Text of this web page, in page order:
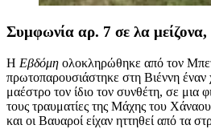
Συμφωνία αρ. 7 σε λα μείζονα,
Η Εβδόμη ολοκληρώθηκε από τον
πρωτοπαρουσιάστηκε στη Βιέννη έναν
μαέστρο τον ίδιο τον συνθέτη, σε μια
τους τραυματίες της Μάχης του
και οι Βαυαροί είχαν ηττηθεί από τα